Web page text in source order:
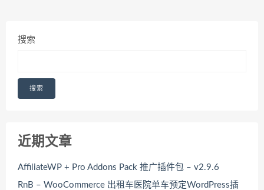
搜索
搜索
近期文章
AffiliateWP + Pro Addons Pack 推广插件包 – v2.9.6
RnB – WooCommerce 出租车医院单车预定WordPress插